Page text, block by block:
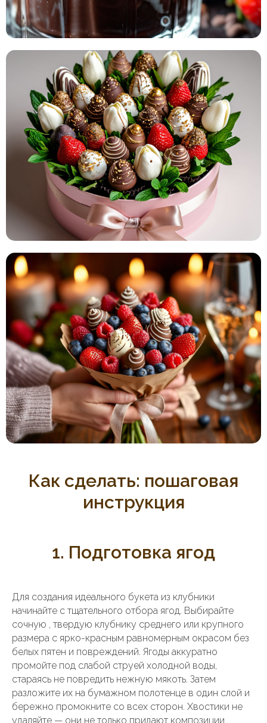
Как сделать: пошаговая
инструкция
1. Подготовка ягод
Для создания идеального букета из клубники
начинайте с тщательного отбора ягод. Выбирайте
сочную , твердую клубнику среднего или крупного
размера с ярко-красным равномерным окрасом без
белых пятен и повреждений. Ягоды аккуратно
промойте под слабой струей холодной воды,
стараясь не повредить нежную мякоть. Затем
разложите их на бумажном полотенце в один слой и
бережно промокните со всех сторон. Хвостики не
удаляйте — они не только придают композиции